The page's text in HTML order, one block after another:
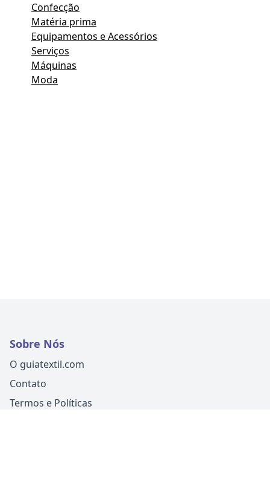
Confecção
Matéria prima
Equipamentos e Acessórios
Serviços
Máquinas
Moda
Sobre Nós
O guiatextil.com
Contato
Termos e Políticas